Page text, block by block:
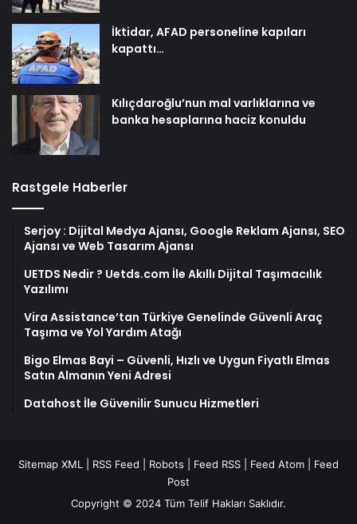
İktidar, AFAD personeline kapıları
kapattı…
Kılıçdaroğlu’nun mal varlıklarına ve
banka hesaplarına haciz konuldu
Rastgele Haberler
Serjoy : Dijital Medya Ajansı, Google Reklam Ajansı, SEO
Ajansı ve Web Tasarım Ajansı
UETDS Nedir ? Uetds.com İle Akıllı Dijital Taşımacılık
Yazılımı
Vira Assistance’tan Türkiye Genelinde Güvenli Araç
Taşıma ve Yol Yardım Atağı
Bigo Elmas Bayi – Güvenli, Hızlı ve Uygun Fiyatlı Elmas
Satın Almanın Yeni Adresi
Datahost İle Güvenilir Sunucu Hizmetleri
Sitemap XML RSS Feed Robots Feed RSS Feed Atom
Feed
Post
Copyright © 2024 Tüm Telif Hakları Saklıdır.